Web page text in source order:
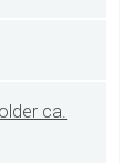
ca.